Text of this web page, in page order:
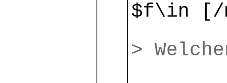
$f\in [/
>